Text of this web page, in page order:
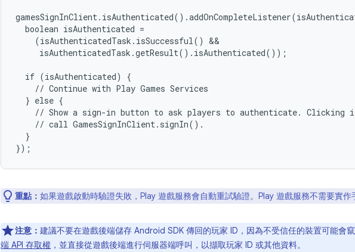
  boolean isAuthenticated =
    (isAuthenticatedTask.isSuccessful() &&
     isAuthenticatedTask.getResult().isAuthenticated());
  if (isAuthenticated) {
    // Continue with Play Games Services
  } else {
// Show a sign-in button to ask players to authenticate. Clicking
    // call GamesSignInClient.signIn().
  }
重點： 如果遊戲啟動時驗證失敗，Play 遊戲服務會自動重試驗證。Play 遊戲服務不需要實作
注意： 建議不要在遊戲後端儲存 Android SDK 傳回的玩家 ID，因為不受信任的裝置可能會
端 API 存取權 ，並直接從遊戲後端進行伺服器端呼叫，以擷取玩家 ID 或其他資料。